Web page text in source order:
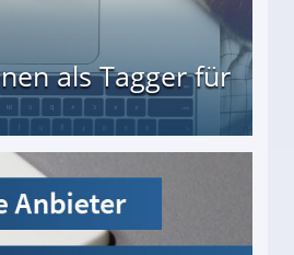
als Tagger für